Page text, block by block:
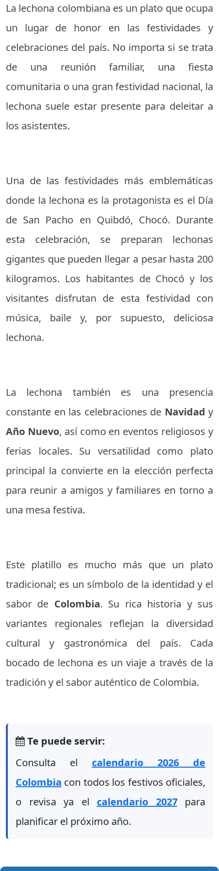
La lechona colombiana es un plato que ocupa
un lugar de honor en las festividades y
celebraciones del país. No importa si se trata
de una reunión familiar, una fiesta
comunitaria o una gran festividad nacional, la
lechona suele estar presente para deleitar a
los asistentes.
Una de las festividades más emblemáticas
donde la lechona es la protagonista es el Día
de San Pacho en Quibdó, Chocó. Durante
esta celebración, se preparan lechonas
gigantes que pueden llegar a pesar hasta 200
kilogramos. Los habitantes de Chocó y los
visitantes disfrutan de esta festividad con
música, baile y, por supuesto, deliciosa
lechona.
La lechona también es una presencia
constante en las celebraciones de Navidad y
Año Nuevo, así como en eventos religiosos y
ferias locales. Su versatilidad como plato
principal la convierte en la elección perfecta
para reunir a amigos y familiares en torno a
una mesa festiva.
Este platillo es mucho más que un plato
tradicional; es un símbolo de la identidad y el
sabor de Colombia. Su rica historia y sus
variantes regionales reflejan la diversidad
cultural y gastronómica del país. Cada
bocado de lechona es un viaje a través de la
tradición y el sabor auténtico de Colombia.
Te puede servir:
Consulta el calendario 2026 de
Colombia con todos los festivos oficiales,
o revisa ya el calendario 2027para
planificar el próximo año.